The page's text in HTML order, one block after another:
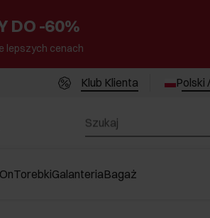
DO -60%
lepszych cenach
Klub Klienta Polski
OnTorebkiGalanteriaBagaż